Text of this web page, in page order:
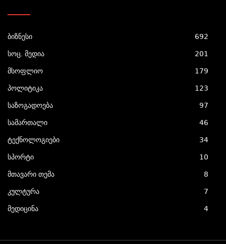
ბიზნესი 692
სოც. მედია 201
მსოფლიო 179
პოლიტიკა 123
საზოგადოება 97
სამართალი 46
ტექნოლოგიები 34
სპორტი 10
მთავარი თემა 8
კულტურა 7
მედიცინა 4